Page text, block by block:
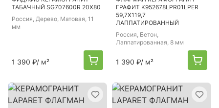
ТАБАЧНЫЙ SG707600R 20Х80
Россия, Дерево, Матовая, 11
мм
1 390 ₽/ м²
ГРАФИТ K952678LPR01LPER
59,7Х119,7
ЛАППАТИРОВАННЫЙ
Россия, Бетон,
Лаппатированная, 8 мм
1 390 ₽/ м²